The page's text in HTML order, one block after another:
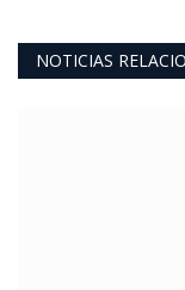
NOTICIAS